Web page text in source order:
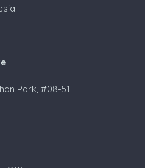
Park, #08-51